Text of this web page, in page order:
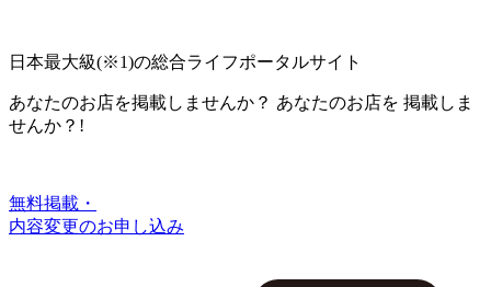
日本最大級(※1)の総合ライフポータルサイト
あなたのお店を掲載しませんか？ あなたのお店を 掲載しま
せんか？!
無料掲載・
内容変更のお申し込み